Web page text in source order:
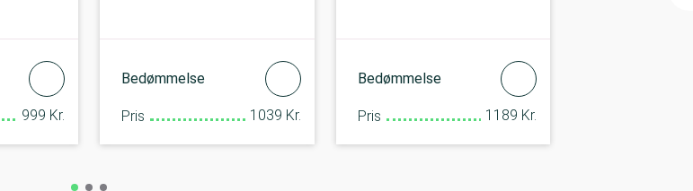
999 Kr.
Bedømmelse
Pris 1039 Kr.
Bedømmelse
Pris 1189 Kr.